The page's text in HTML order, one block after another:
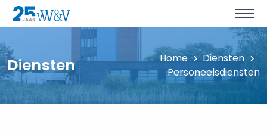
Diensten Home
Diensten
Personeelsdiensten